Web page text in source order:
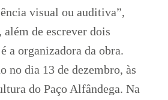
visual ou auditiva”,
de escrever dois
a organizadora da obra.
no dia 13 de dezembro, às
do Paço Alfândega. Na